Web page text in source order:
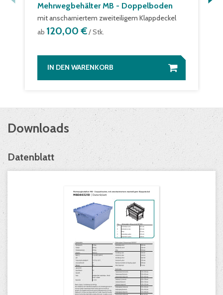
Mehrwegbehälter MB - Doppelboden
mit anscharniertem zweiteiligem Klappdeckel
ab 120,00 €/ Stk.
IN DEN WARENKORB
Downloads
Datenblatt